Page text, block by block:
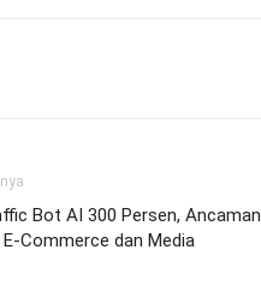
Bot AI 300 Persen, Ancaman
Commerce dan Media